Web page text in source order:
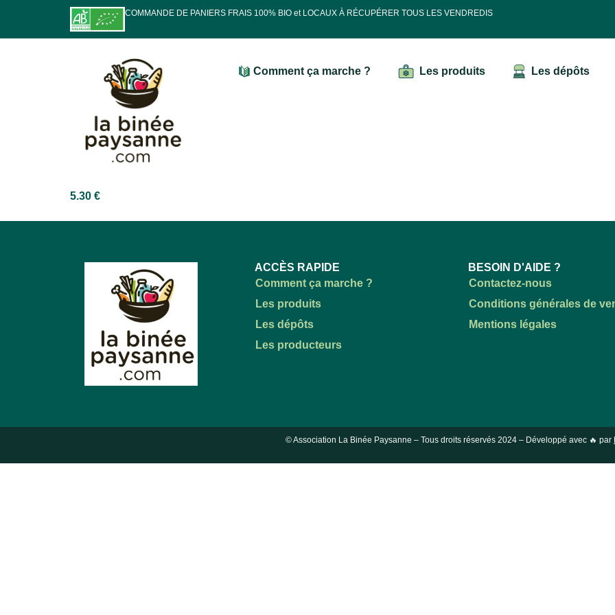
COMMANDE DE PANIERS FRAIS 100% BIO et LOCAUX À RÉCUPÉRER TOUS LES VENDREDIS
Comment ça marche ? Les produits Les dépôts
5.30 €
ACCÈS RAPIDE
Comment ça marche ?
Les produits
Les dépôts
Les producteurs
BESOIN D'AIDE ?
Contactez-nous
Conditions générales de
Mentions légales
© Association La Binée Paysanne – Tous droits réservés 2024 – Développé avec 🔥 par